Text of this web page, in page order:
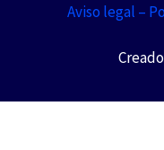
Aviso legal –